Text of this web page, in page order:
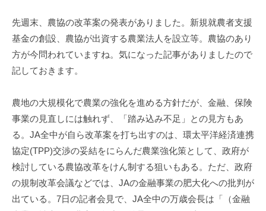
事
務
所
先週末、農協の改革案の発表がありました。新規就農者支援
基金の創設、農協が出資する農業法人を設立等。農協のあり
方が今問われていますね。気になった記事がありましたので
記しておきます。
農地の大規模化で農業の強化を進める方針だが、金融、保険
事業の見直しには触れず、「踏み込み不足」との見方もあ
る。JA全中が自ら改革案を打ち出すのは、環太平洋経済連携
協定(TPP)交渉の妥結をにらんだ農業強化策として、政府が
検討している農協改革をけん制する狙いもある。ただ、政府
の規制改革会議などでは、JAの金融事業の肥大化への批判が
出ている。7日の記者会見で、JA全中の万歳会長は「（金融